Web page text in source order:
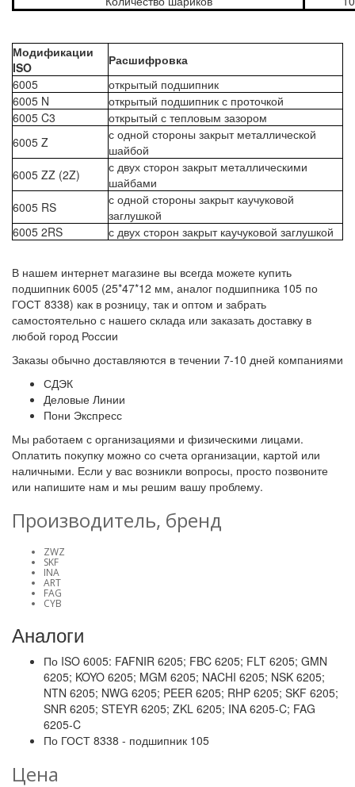
Модификации
ISO
Расшифровка
6005
открытый подшипник
6005 N
открытый подшипник с проточкой
6005 C3
открытый с тепловым зазором
6005 Z
с одной стороны закрыт металлической
шайбой
6005 ZZ (2Z)
с двух сторон закрыт металлическими
шайбами
6005 RS
с одной стороны закрыт каучуковой
заглушкой
6005 2RS
с двух сторон закрыт каучуковой заглушкой
В нашем интернет магазине вы всегда можете купить
подшипник 6005 (25*47*12 мм, аналог подшипника 105 по
ГОСТ 8338) как в розницу, так и оптом и забрать
самостоятельно с нашего склада или заказать доставку в
любой город России
Заказы обычно доставляются в течении 7-10 дней компаниями
СДЭК
Деловые Линии
Пони Экспресс
Мы работаем с организациями и физическими лицами.
Оплатить покупку можно со счета организации, картой или
наличными. Если у вас возникли вопросы, просто позвоните
или напишите нам и мы решим вашу проблему.
Производитель, бренд
ZWZ
SKF
INA
ART
FAG
CYB
Аналоги
По ISO 6005: FAFNIR 6205; FBC 6205; FLT 6205; GMN
6205; KOYO 6205; MGM 6205; NACHI 6205; NSK 6205;
NTN 6205; NWG 6205; PEER 6205; RHP 6205; SKF 6205;
SNR 6205; STEYR 6205; ZKL 6205; INA 6205-C; FAG
6205-C
По ГОСТ 8338 - подшипник 105
Цена